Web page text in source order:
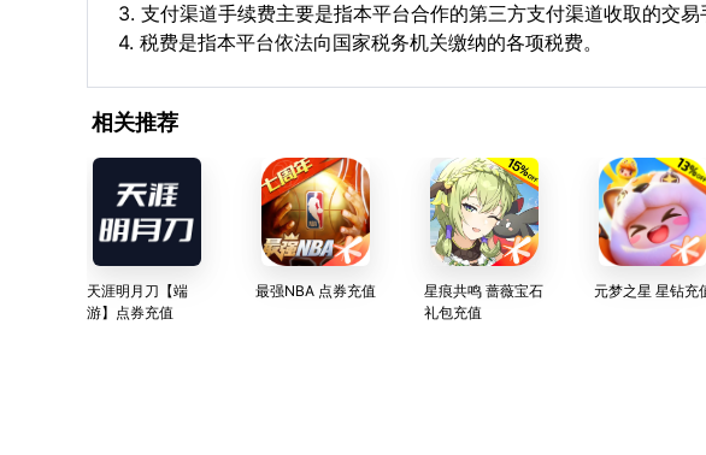
3. 支付渠道手续费主要是指本平台合作的第三方支付渠道收取的交易
4. 税费是指本平台依法向国家税务机关缴纳的各项税费。
相关推荐
天涯明月刀【端
游】点券充值
最强NBA 点券充值
星痕共鸣 蔷薇宝石
礼包充值
元梦之星 星钻充